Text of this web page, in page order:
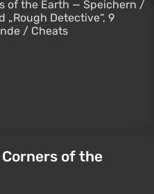
of the